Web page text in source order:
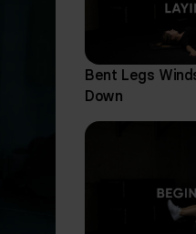
Bent Legs
Down